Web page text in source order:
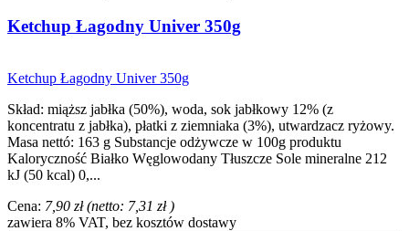
Ketchup Łagodny Univer 350g
Ketchup Łagodny Univer 350g
Skład: miąższ jabłka (50%), woda, sok jabłkowy 12% (z
koncentratu z jabłka), płatki z ziemniaka (3%), utwardzacz ryżowy.
Masa nettó: 163 g Substancje odżywcze w 100g produktu
Kaloryczność Białko Węglowodany Tłuszcze Sole mineralne 212
kJ (50 kcal) 0,...
Cena: 7,90 zł (netto: 7,31 zł)
zawiera 8% VAT, bez kosztów dostawy